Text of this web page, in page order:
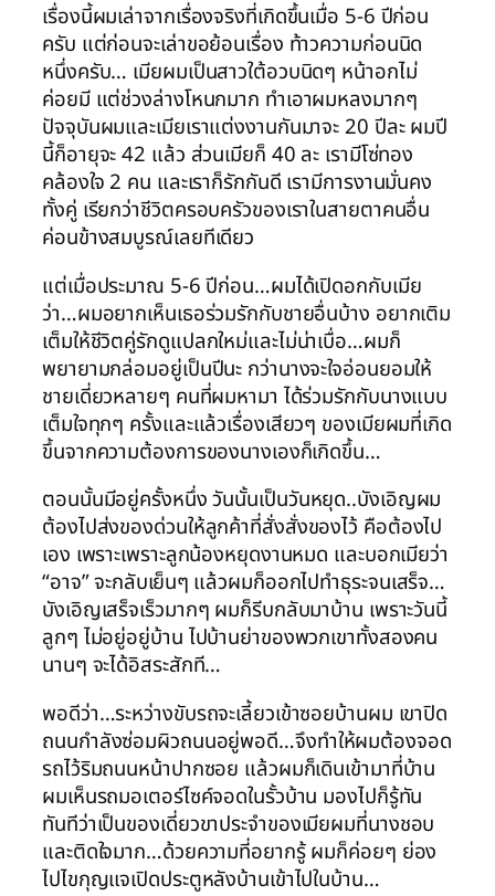
เรื่องนี้ผมเล่าจากเรื่องจริงที่เกิดขึ้นเมื่อ 5-6 ปีก่อน
ครับ แต่ก่อนจะเล่าขอย้อนเรื่อง ท้าวความก่อนนิด
หนึ่งครับ… เมียผมเป็นสาวใต้อวบนิดๆ หน้าอกไม่
ค่อยมี แต่ช่วงล่างโหนกมาก ทำเอาผมหลงมากๆ
ปัจจุบันผมและเมียเราแต่งงานกันมาจะ 20 ปีละ ผมปี
นี้ก็อายุจะ 42 แล้ว ส่วนเมียก็ 40 ละ เรามีโซ่ทอง
คล้องใจ 2 คน และเราก็รักกันดี เรามีการงานมั่นคง
ทั้งคู่ เรียกว่าชีวิตครอบครัวของเราในสายตาคนอื่น
ค่อนข้างสมบูรณ์เลยทีเดียว
แต่เมื่อประมาณ 5-6 ปีก่อน…ผมได้เปิดอกกับเมีย
ว่า…ผมอยากเห็นเธอร่วมรักกับชายอื่นบ้าง อยากเติม
เต็มให้ชีวิตคู่รักดูแปลกใหม่และไม่น่าเบื่อ…ผมก็
พยายามกล่อมอยู่เป็นปีนะ กว่านางจะใจอ่อนยอมให้
ชายเดี่ยวหลายๆ คนที่ผมหามา ได้ร่วมรักกับนางแบบ
เต็มใจทุกๆ ครั้งและแล้วเรื่องเสียวๆ ของเมียผมที่เกิด
ขึ้นจากความต้องการของนางเองก็เกิดขึ้น…
ตอนนั้นมีอยู่ครั้งหนึ่ง วันนั้นเป็นวันหยุด..บังเอิญผม
ต้องไปส่งของด่วนให้ลูกค้าที่สั่งสั่งของไว้ คือต้องไป
เอง เพราะเพราะลูกน้องหยุดงานหมด และบอกเมียว่า
“อาจ” จะกลับเย็นๆ แล้วผมก็ออกไปทำธุระจนเสร็จ…
บังเอิญเสร็จเร็วมากๆ ผมก็รีบกลับมาบ้าน เพราะวันนี้
ลูกๆ ไม่อยู่อยู่บ้าน ไปบ้านย่าของพวกเขาทั้งสองคน
นานๆ จะได้อิสระสักที…
พอดีว่า…ระหว่างขับรถจะเลี้ยวเข้าซอยบ้านผม เขาปิด
ถนนกำลังซ่อมผิวถนนอยู่พอดี…จึงทำให้ผมต้องจอด
รถไว้ริมถนนหน้าปากซอย แล้วผมก็เดินเข้ามาที่บ้าน
ผมเห็นรถมอเตอร์ไซค์จอดในรั้วบ้าน มองไปก็รู้ทัน
ทันทีว่าเป็นของเดี่ยวขาประจำของเมียผมที่นางชอบ
และติดใจมาก…ด้วยความที่อยากรู้ ผมก็ค่อยๆ ย่อง
ไปไขกุญแจเปิดประตูหลังบ้านเข้าไปในบ้าน…